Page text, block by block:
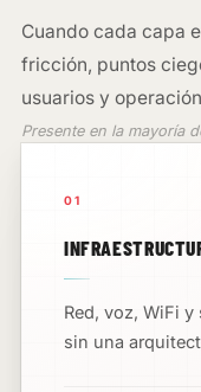
Cuando cada capa
fricción, puntos
usuarios y
Presente en la mayoría
01
Red, voz, WiFi
sin una